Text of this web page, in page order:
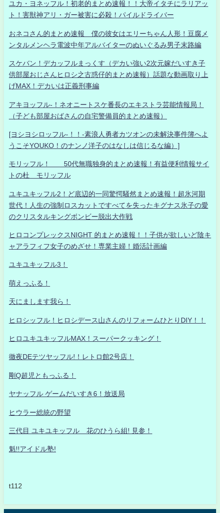
ユカ・ヨネッフル！初老的まとめ速報！！大帝イタチにラリアッ
ト！害獣神アリ・ガー被害に必殺！パイルドライバー
おネコさん的まとめ速報 僕の彼女はエリーちゃん人形！豆腐メ
ンタルメンヘラ電波中年アルバイターのぬいぐるみ男子末路編
スケバン！デカッフルまっくす（デカい強い2次元嫁だいすき子
供部屋おじさんヒロシ之古惑仔的まとめ速報）話題な動画取り上
げMAX！デカいは正義刑事編
アキヨッフル-！ネオニートスケ番長のエキストラ芸能情報局！
（子ども部屋おばさんの自宅警備員的まとめ速報）
[ヨシヨシロッフル-！！-素浪人勇者カツオンの未解決事件簿へよ
うこそYOUKO！のナンノ洋子のはなしは信じるな編）]
モリッフル！ 50代無職独身的まとめ速報！有益便利情報サイ
トの杜 モリッフル
ユキユキッフル2！ど底辺的一同驚愕騒然まとめ速報！超氷河期
世代！人生の強制ロスカットですべてを失ったキグナス氷子の愛
のクリスタルキングボンビー脱出大作戦
ヒロコンプレックスNIGHT 的まとめ速報！！子供が欲しいど陰キ
ャアラフィフ女子のめざせ！専業主婦！婚活計画編
ユキユキッフル3！
萌えっふる！
天にまします我ら！
ヒロシッフル！ヒロシデース山さんのリフォームひとりDIY！！
ヒロユキユキッフルMAX！スーパークッキング！
徹夜DEテツヤッフル!！レトロ館2号店！
剛Q超児ともっふる！
ヤナッフル ゲームだいすき6！放送局
ヒウラー総統の野望
三代目 ユキユキッフル 花のひうら組! 見参！
魁!!アイドル塾!
t112